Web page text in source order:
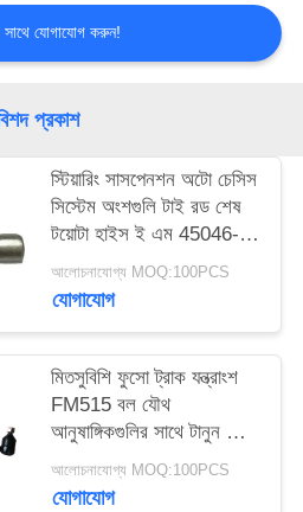
সাথে যোগাযোগ করুন!
প্রকাশ
স্টিয়ারিং সাসপেনশন অটো চেসিস
সিস্টেম অংশগুলি টাই রড শেষ
টয়োটা হাইস ই এম 45046-
আলোচনাযোগ্য MOQ:100PCS
যোগাযোগ
মিতসুবিশি ফুসো ট্রাক যন্ত্রাংশ
FM515 বল যৌথ
আনুষাঙ্গিকগুলির সাথে টানুন লিংক
MC405933 আরএইচ
আলোচনাযোগ্য MOQ:100PCS
যোগাযোগ